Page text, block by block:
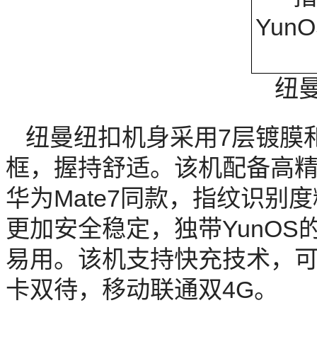
纽
纽曼纽扣机身采用7层镀膜
框，握持舒适。该机配备高
华为Mate7同款，指纹识别
更加安全稳定，独带YunOS
易用。该机支持快充技术，
卡双待，移动联通双4G。